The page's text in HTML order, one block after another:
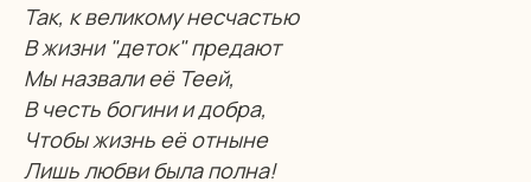
Так, к великому несчастью
В жизни "деток" предают
Мы назвали её Теей,
В честь богини и добра,
Чтобы жизнь её отныне
Лишь любви была полна!